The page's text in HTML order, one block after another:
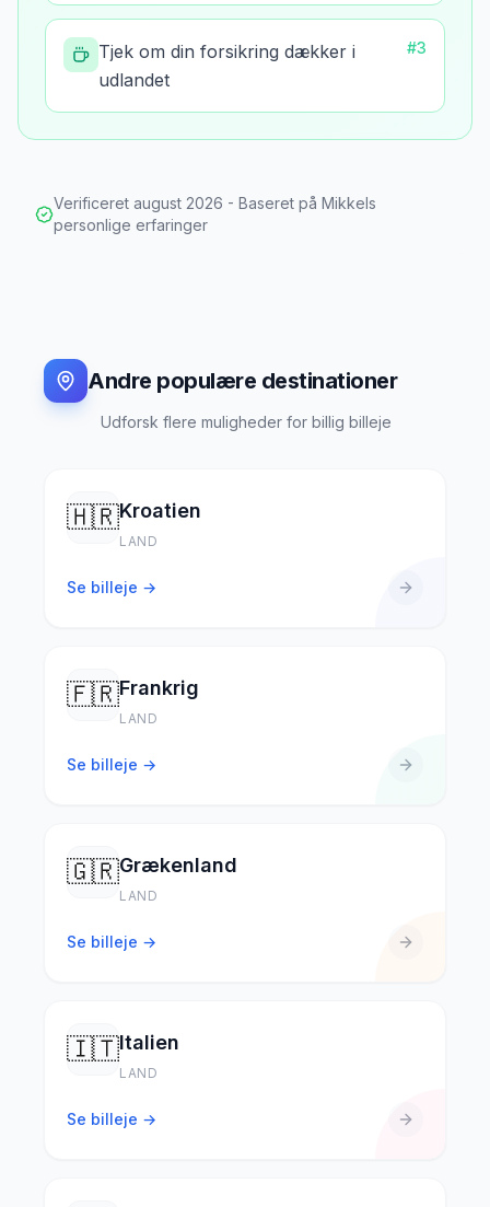
Tjek om din forsikring dækker i
udlandet
#3
Verificeret august 2026 - Baseret på Mikkels
personlige erfaringer
Andre populære destinationer
Udforsk flere muligheder for billig billeje
🇭🇷Kroatien
LAND
Se billeje →
🇫🇷Frankrig
LAND
Se billeje →
🇬🇷Grækenland
LAND
Se billeje →
🇮🇹Italien
LAND
Se billeje →